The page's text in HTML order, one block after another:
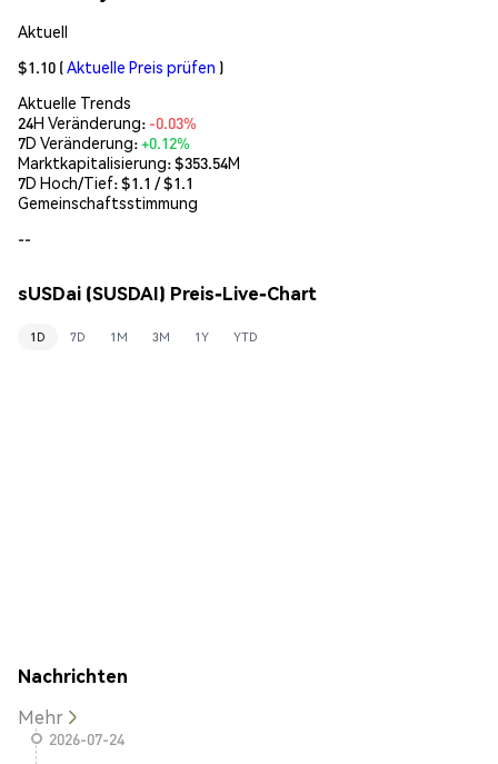
Aktuell
$1.10 (Aktuelle Preis prüfen )
Aktuelle Trends
24H Veränderung: -0.03%
7D Veränderung:+0.12%
Marktkapitalisierung:$353.54M
7D Hoch/Tief: $1.1 / $1.1
Gemeinschaftsstimmung
--
sUSDai (SUSDAI) Preis-Live-Chart
1D 7D 1M 3M 1Y YTD
Nachrichten
Mehr
2026-07-24